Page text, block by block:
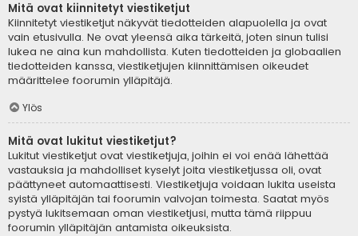
Mitä ovat kiinnitetyt viestiketjut
Kiinnitetyt viestiketjut näkyvät tiedotteiden alapuolella ja ovat
vain etusivulla. Ne ovat yleensä aika tärkeitä, joten sinun tulisi
lukea ne aina kun mahdollista. Kuten tiedotteiden ja globaalien
tiedotteiden kanssa, viestiketjujen kiinnittämisen oikeudet
määrittelee foorumin ylläpitäjä.
Ylös
Mitä ovat lukitut viestiketjut?
Lukitut viestiketjut ovat viestiketjuja, joihin ei voi enää lähettää
vastauksia ja mahdolliset kyselyt joita viestiketjussa oli, ovat
päättyneet automaattisesti. Viestiketjuja voidaan lukita useista
syistä ylläpitäjän tai foorumin valvojan toimesta. Saatat myös
pystyä lukitsemaan oman viestiketjusi, mutta tämä riippuu
foorumin ylläpitäjän antamista oikeuksista.